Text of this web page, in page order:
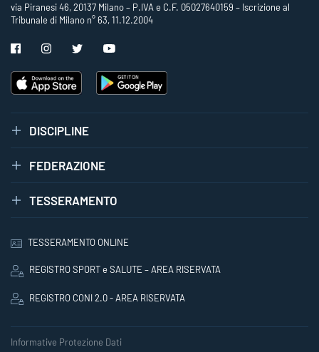
via Piranesi 46, 20137 Milano – P.IVA e C.F. 05027640159 – Iscrizione al
Tribunale di Milano n° 63, 11.12.2004
DISCIPLINE
FEDERAZIONE
TESSERAMENTO
TESSERAMENTO ONLINE
REGISTRO SPORT e SALUTE – AREA RISERVATA
REGISTRO CONI 2.0 - AREA RISERVATA
Informative Protezione Dati